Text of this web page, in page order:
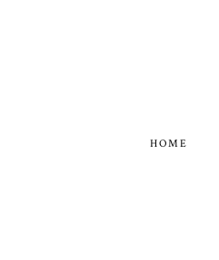
HOME